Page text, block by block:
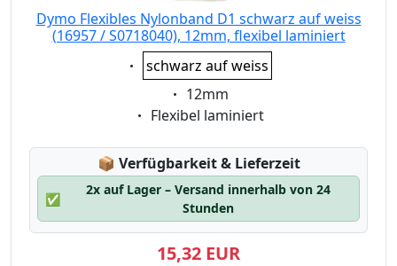
Dymo Flexibles Nylonband D1 schwarz auf weiss
(16957 / S0718040), 12mm, flexibel laminiert
Eigenschaft:
schwarz auf weiss
Eigenschaft:
12mm
Eigenschaft:
Flexibel laminiert
📦 Lagerstatus:
Verfügbarkeit & Lieferzeit
✅
2x auf Lager – Versand innerhalb von 24
Stunden
15,32 EUR